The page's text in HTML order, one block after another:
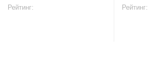
Рейтинг: Рейтинг: